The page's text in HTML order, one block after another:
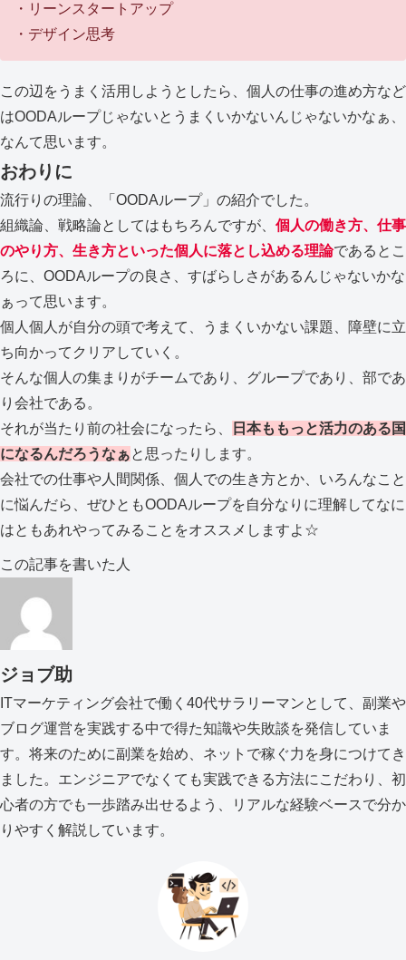
・リーンスタートアップ
・デザイン思考
この辺をうまく活用しようとしたら、個人の仕事の進め方など
はOODAループじゃないとうまくいかないんじゃないかなぁ、
なんて思います。
おわりに
流行りの理論、「OODAループ」の紹介でした。
組織論、戦略論としてはもちろんですが、 個人の働き方、仕事
のやり方、生き方といった個人に落とし込める理論であるとこ
ろに、OODAループの良さ、すばらしさがあるんじゃないかな
ぁって思います。
個人個人が自分の頭で考えて、うまくいかない課題、障壁に立
ち向かってクリアしていく。
そんな個人の集まりがチームであり、グループであり、部であ
り会社である。
それが当たり前の社会になったら、
日本ももっと活力のある国
になるんだろうなぁと思ったりします。
会社での仕事や人間関係、個人での生き方とか、いろんなこと
に悩んだら、ぜひともOODAループを自分なりに理解してなに
はともあれやってみることをオススメしますよ☆
この記事を書いた人
ジョブ助
ITマーケティング会社で働く40代サラリーマンとして、副業や
ブログ運営を実践する中で得た知識や失敗談を発信していま
す。将来のために副業を始め、ネットで稼ぐ力を身につけてき
ました。エンジニアでなくても実践できる方法にこだわり、初
心者の方でも一歩踏み出せるよう、リアルな経験ベースで分か
りやすく解説しています。